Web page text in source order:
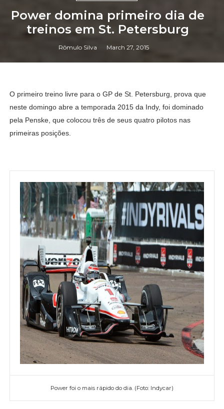
Power domina primeiro dia de
treinos em St. Petersburg
Rômulo Silva March 27, 2015
O primeiro treino livre para o GP de St. Petersburg, prova que
neste domingo abre a temporada 2015 da Indy, foi dominado
pela Penske, que colocou três de seus quatro pilotos nas
primeiras posições.
Power foi o mais rápido do dia. (Foto: Indycar)